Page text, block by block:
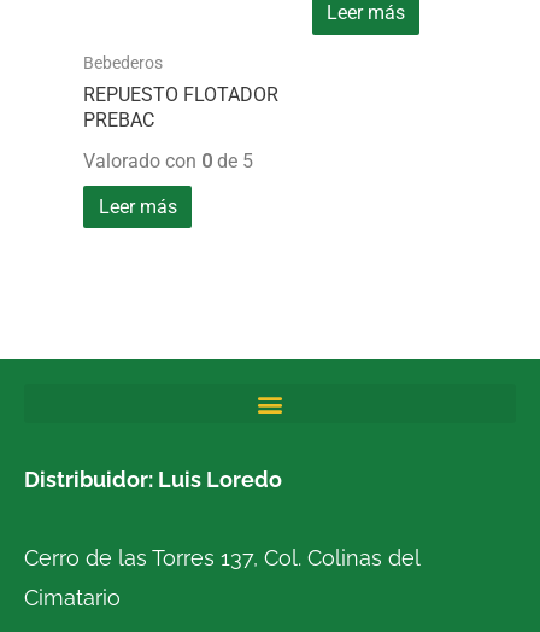
Bebederos
REPUESTO FLOTADOR
PREBAC
Valorado con 0 de 5
Leer más
Leer más
Distribuidor: Luis Loredo
Cerro de las Torres 137, Col. Colinas del
Cimatario